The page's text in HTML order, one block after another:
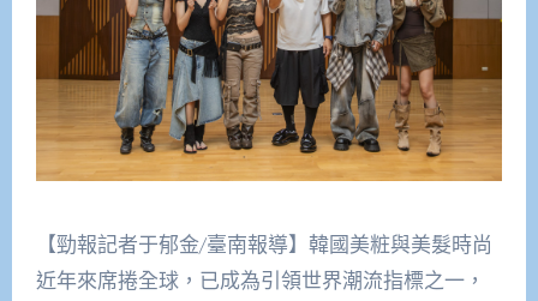
【勁報記者于郁金/臺南報導】韓國美粧與美髮時尚
近年來席捲全球，已成為引領世界潮流指標之一，